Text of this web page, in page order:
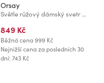
Orsay
Světle růžový dámský svetr ORSAY
849 Kč
Běžná cena999 Kč
Nejnižší cena za posledních 30
dní: 743 Kč